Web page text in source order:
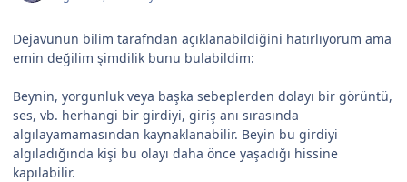
Dejavunun bilim tarafndan açıklanabildiğini hatırlıyorum ama
emin değilim şimdilik bunu bulabildim:
Beynin, yorgunluk veya başka sebeplerden dolayı bir görüntü,
ses, vb. herhangi bir girdiyi, giriş anı sırasında
algılayamamasından kaynaklanabilir. Beyin bu girdiyi
algıladığında kişi bu olayı daha önce yaşadığı hissine
kapılabilir.